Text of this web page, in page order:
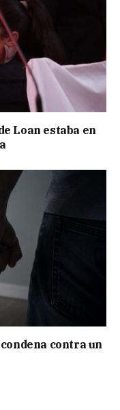
Loan estaba en
contra un